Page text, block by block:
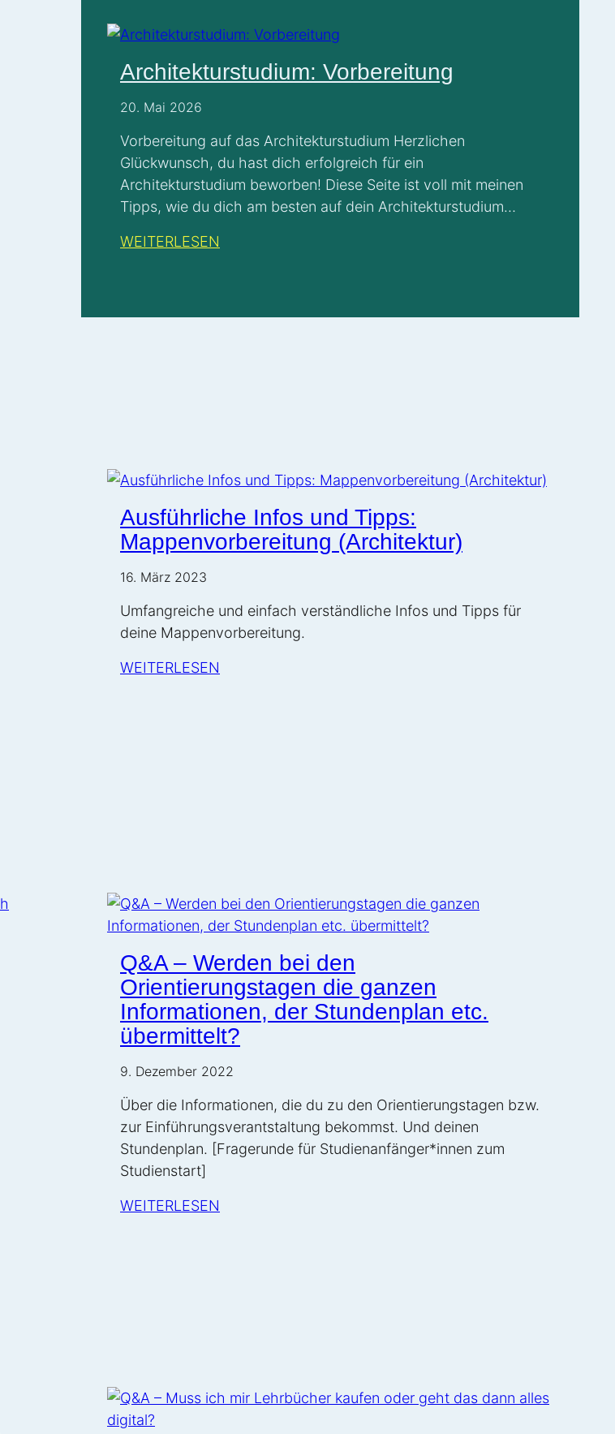
Architekturstudium: Vorbereitung
20. Mai 2026
Vorbereitung auf das Architekturstudium Herzlichen
Glückwunsch, du hast dich erfolgreich für ein
Architekturstudium beworben! Diese Seite ist voll mit meinen
Tipps, wie du dich am besten auf dein Architekturstudium
hier für Tipps für deine Bewerbung und Infos zu den
Egal ob du 18 oder über 30 bist: Nur sehr, sehr wenige
WEITERLESEN
Ausführliche Infos und Tipps:
Mappenvorbereitung (Architektur)
16. März 2023
Umfangreiche und einfach verständliche Infos und Tipps für
deine Mappenvorbereitung.
WEITERLESEN
Q&A – Werden bei den
Orientierungstagen die ganzen
Informationen, der Stundenplan etc.
übermittelt?
9. Dezember 2022
Über die Informationen, die du zu den Orientierungstagen bzw.
zur Einführungsverantstaltung bekommst. Und deinen
Stundenplan. [Fragerunde für Studienanfänger*innen zum
Studienstart]
WEITERLESEN